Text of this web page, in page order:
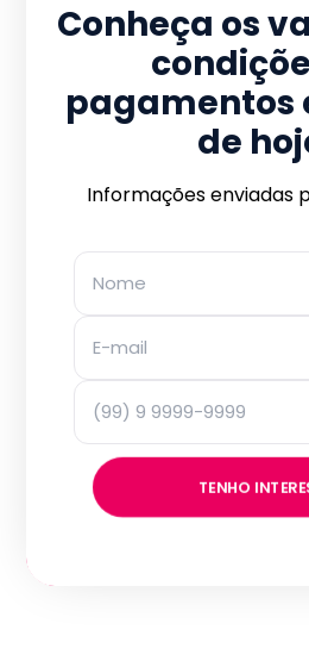
Conheça os
pagamentos
de
Informações enviadas
TENHO